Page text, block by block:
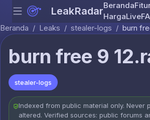
Skip to
Menu LeakRadarBeranda
HargaLive
Beranda / Leaks / stealer-logs / burn
burn free 9
stealer-logs
Indexed from public material only. Never
altered. Verified sources: public forums